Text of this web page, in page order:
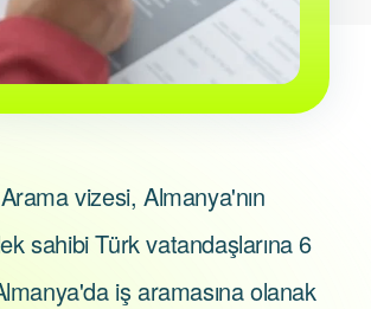
vizesi, Almanya'nın
sahibi Türk vatandaşlarına 6
iş aramasına olanak